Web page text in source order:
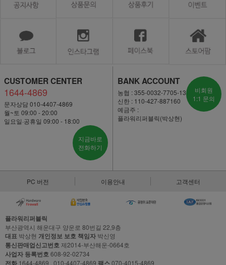
CUSTOMER CENTER
1644-4869
문자상담 010-4407-4869
월~토 09:00 - 20:00
일요일·공휴일 09:00 - 18:00
지금바로
전화하기
BANK ACCOUNT
농협 : 355-0032-7705-13
신한 : 110-427-887160
예금주 :
플라워리퍼블릭(박상현)
비회원
1:1 문의
PC 버전 이용안내 고객센터
플라워리퍼블릭
부산광역시 해운대구 양운로 80번길 22,9층
대표 박상현 개인정보 보호 책임자 박신영
통신판매업신고번호 제2014-부산해운-0664호
사업자 등록번호 608-92-02734
전화 1644-4869 , 010-4407-4869 팩스070-4015-4869